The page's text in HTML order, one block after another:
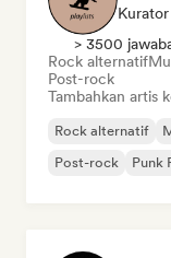
> 3500
Rock alternatif
Post-rock
Tambahkan artis
Rock alternatif
Post-rock
Punk